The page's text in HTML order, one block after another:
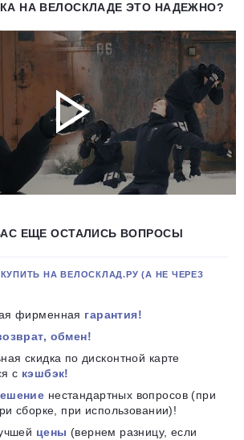
НА ВЕЛОСКЛАДЕ ЭТО НАДЕЖНО?
ЕЩЕ ОСТАЛИСЬ ВОПРОСЫ
НА ВЕЛОСКЛАД.РУ (А НЕ ЧЕРЕЗ
фирменная гарантия!
обмен!
скидка по дисконтной карте
с кэшбэк!
нестандартных вопросов (при
сборке, при использовании)!
цены (вернем разницу, если